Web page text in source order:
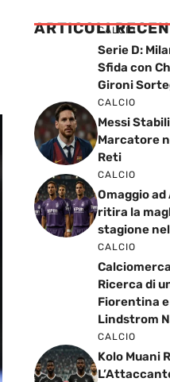
ARTICOLICALCIO
Serie D:
Sfida con
Gironi
CALCIO
Messi
Marcatore
Reti
CALCIO
Omaggio
ritira la
stagione
CALCIO
Ricerca di
Fiorentina
Lindstrom
CALCIO
Kolo Muani